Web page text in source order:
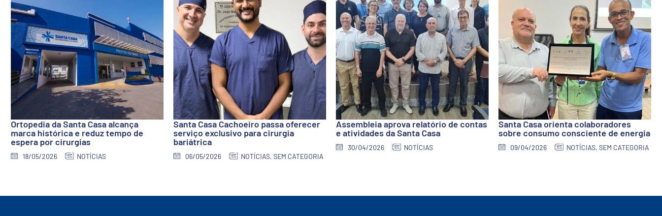
Ortopedia da Santa Casa alcança
marca histórica e reduz tempo de
espera por cirurgias
18/05/2026 NOTÍCIAS
Santa Casa Cachoeiro passa oferecer
serviço exclusivo para cirurgia
bariátrica
06/05/2026 NOTÍCIAS, SEM CATEGORIA
Assembleia aprova relatório de contas
e atividades da Santa Casa
30/04/2026 NOTÍCIAS
Santa Casa orienta colaboradores
sobre consumo consciente de energia
09/04/2026 NOTÍCIAS, SEM CATEGORIA